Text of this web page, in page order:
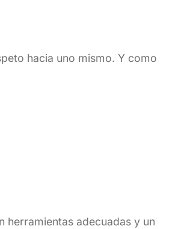
hacia uno mismo. Y como
herramientas adecuadas y un